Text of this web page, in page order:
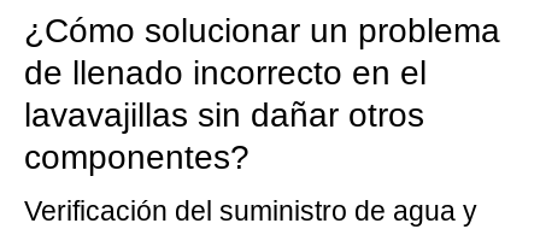
¿Cómo solucionar un problema
de llenado incorrecto en el
lavavajillas sin dañar otros
componentes?
Verificación del suministro de agua y